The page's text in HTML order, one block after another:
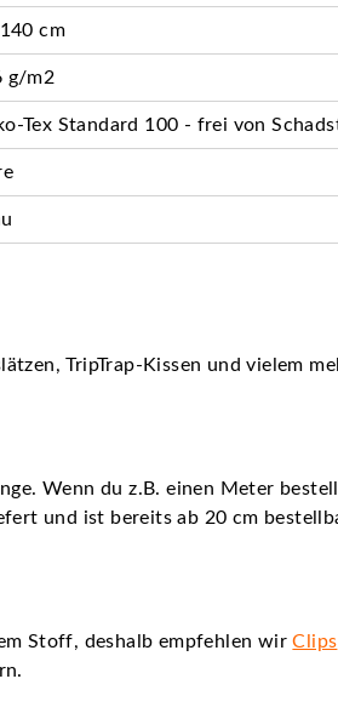
cm
g/m2
Tex Standard 100 - frei von
TripTrap-Kissen und vielem
Wenn du z.B. einen Meter
und ist bereits ab 20 cm
Stoff, deshalb empfehlen wirClips